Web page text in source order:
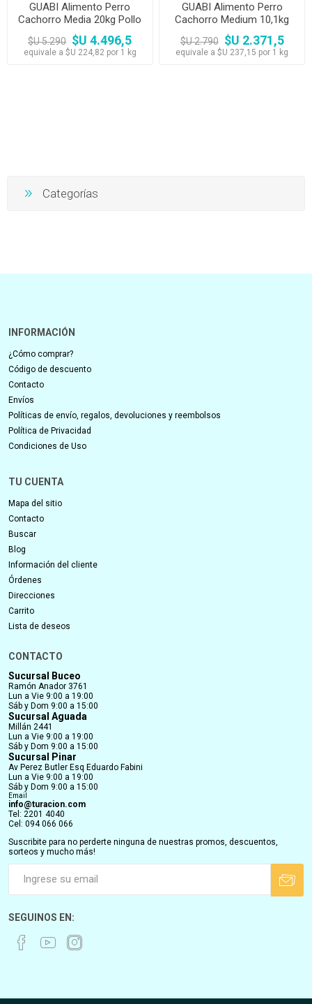
GUABI Alimento Perro
Cachorro Media 20kg Pollo
Y Arroz Integral
$U 5.290 $U 4.496,5
equivale a $U 224,82 por 1 kg
GUABI Alimento Perro
Cachorro Medium 10,1kg
Pollo y Arroz Integral
$U 2.790 $U 2.371,5
equivale a $U 237,15 por 1 kg
Arroz Integral
GUABI Dog Adulto Raza
Peq/Mini 2,5kg Pollo y Arroz
Integral
$U 890 $U 756,5
15% OFF
GUABI Dog Cachorro
Integral + Patas de pollo
GUABI Dog Cachorro Mini